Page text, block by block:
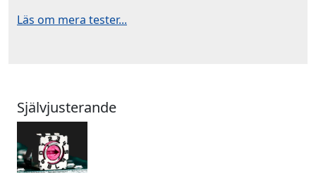
Läs om mera tester...
Självjusterande